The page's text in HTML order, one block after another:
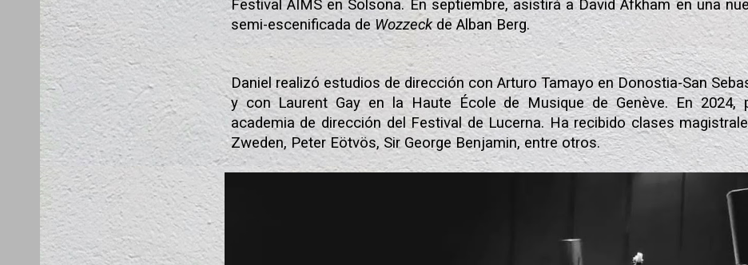
Festival AIMS en Solsona. En septiembre, asistirá a David Afkham en una
semi-escenificada deWozzeckde Alban Berg.
Daniel realizó estudios de dirección con Arturo Tamayo en Donostia-San
y con Laurent Gay en la Haute École de Musique de Genève. En 2024,
academia de dirección del Festival de Lucerna. Ha recibido clases
Zweden, Peter Eötvös, Sir George Benjamin, entre otros.